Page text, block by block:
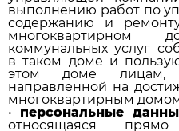
выполнению работ по
содержанию и
многоквартирном
коммунальных услуг
в таком доме и
этом доме лицам,
направленной на
многоквартирным
• персональные
относящаяся